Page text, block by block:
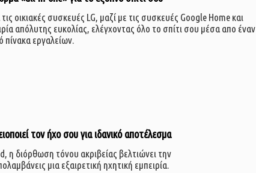
οικιακές συσκευές LG, μαζί με τις συσκευές Google Home και
απόλυτης ευκολίας, ελέγχοντας όλο το σπίτι σου μέσα απο έναν
πίνακα εργαλείων.
τον ήχο σου για ιδανικό αποτέλεσμα
η διόρθωση τόνου ακριβείας βελτιώνει την
μια εξαιρετική ηχητική εμπειρία.